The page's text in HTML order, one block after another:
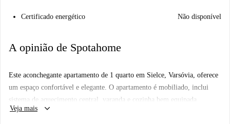
Certificado energético Não disponível
A opinião de Spotahome
Este aconchegante apartamento de 1 quarto em Sielce, Varsóvia, oferece
um espaço confortável e elegante. O apartamento é mobiliado, inclui
sistema de aquecimento central, varanda e cozinha bem equipada,
incluindo lava-louças e forno. Observe que animais de estimação e fumar
Veja mais keyboard_arrow_down